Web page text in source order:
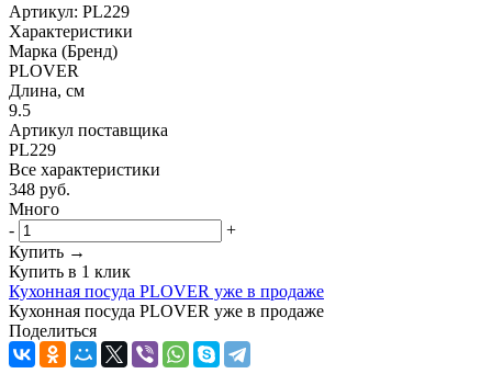
Артикул: PL229
Характеристики
Марка (Бренд)
PLOVER
Длина, см
9.5
Артикул поставщика
PL229
Все характеристики
348 руб.
Много
-
+
Купить →
Купить в 1 клик
Кухонная посуда PLOVER уже в продаже
Кухонная посуда PLOVER уже в продаже
Поделиться